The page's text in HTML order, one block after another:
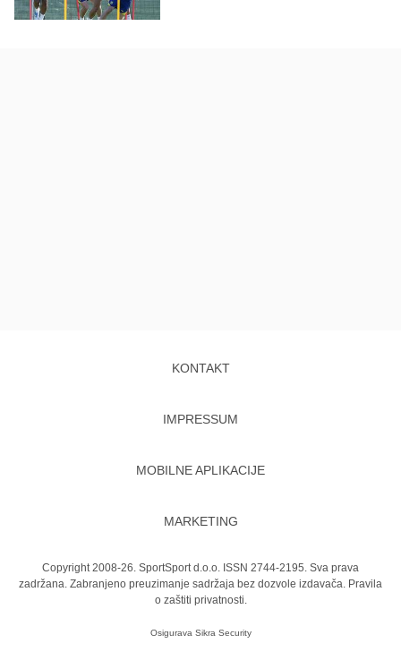
KONTAKT
IMPRESSUM
MOBILNE APLIKACIJE
MARKETING
Copyright 2008-26. SportSport d.o.o. ISSN 2744-2195. Sva prava
zadržana. Zabranjeno preuzimanje sadržaja bez dozvole izdavača. Pravila
o zaštiti privatnosti.
Osigurava Sikra Security